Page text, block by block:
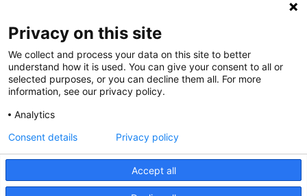
@CGTCatalunya
cgtcatalunya
cgtcatalunya
Desenvolupat per
Privacy on this site
We collect and process your data on this site to better
understand how it is used. You can give your consent to all or
selected purposes, or you can decline them all. For more
information, see our privacy policy.
Analytics
Accept all
Consent details Privacy policy